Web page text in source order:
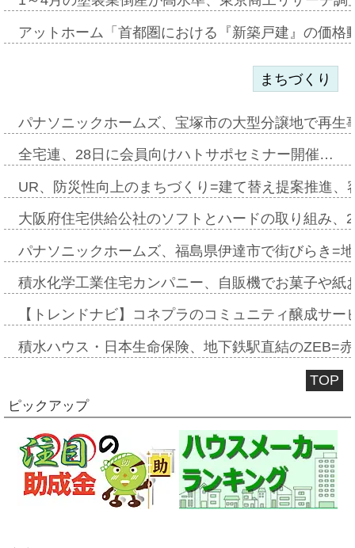
アットホーム「首都圏における『新築戸建』の価
まちづくり
パナソニックホームズ、宝塚市の大型分譲地で再
全宅連、28日に会員向けハトサポセミナー開催…
UR、防災性向上のまちづくり=建て替え提案推進
大阪府住宅供給公社のソフトとハードの取り組み
パナソニックホームズ、福島県伊達市で街びらき=
積水化学工業住宅カンパニー、自販機でお菓子や
【トレンドナビ】コネプラのコミュニティ醸成サ
積水ハウス・日本生命保険、地下鉄駅直結のZEB=
TOP
ピックアップ